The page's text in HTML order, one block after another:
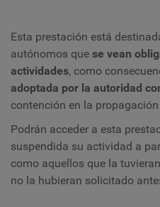
Esta prestación está
autónomos que se vean
actividades, como
adoptada por la autoridad
contención en la propagación
Podrán acceder a esta
suspendida su actividad a
como aquellos que la
no la hubieran solicitado